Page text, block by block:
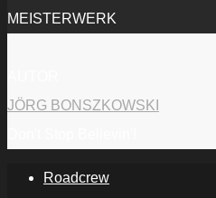
MEISTERWERK
JÖRG BONSZKOWSKI
Roadcrew